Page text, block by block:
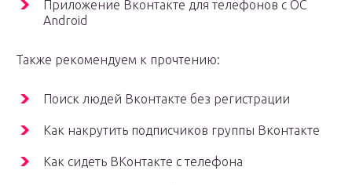
Приложение Вконтакте для телефонов с ОС
Android
Также рекомендуем к прочтению:
Поиск людей Вконтакте без регистрации
Как накрутить подписчиков группы Вконтакте
Как сидеть ВКонтакте с телефона